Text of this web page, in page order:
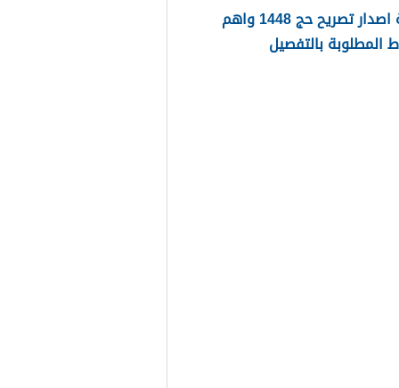
طريقة اصدار تصريح حج 1448 واهم
المطلوبة بالتفصيل